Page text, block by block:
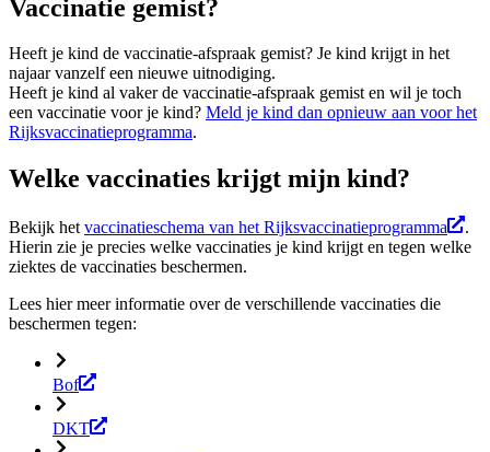
Vaccinatie gemist?
Heeft je kind de vaccinatie-afspraak gemist? Je kind krijgt in het
najaar vanzelf een nieuwe uitnodiging.
Heeft je kind al vaker de vaccinatie-afspraak gemist en wil je toch
een vaccinatie voor je kind? Meld je kind dan opnieuw aan voor het
Rijksvaccinatieprogramma.
Welke vaccinaties krijgt mijn kind?
Bekijk het vaccinatieschema van het Rijksvaccinatieprogramma
.
Hierin zie je precies welke vaccinaties je kind krijgt en tegen welke
ziektes de vaccinaties beschermen.
Lees hier meer informatie over de verschillende vaccinaties die
beschermen tegen:
Bof
DKT